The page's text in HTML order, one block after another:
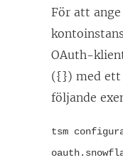
För att
OAuth-
({}) med ett
följande
tsm